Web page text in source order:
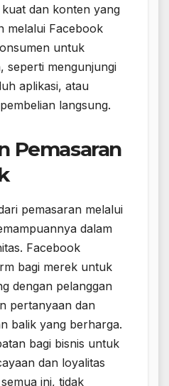
dan konten yang
melalui Facebook
untuk
seperti mengunjungi
aplikasi, atau
langsung.
Pemasaran
pemasaran melalui
dalam
Facebook
bagi merek untuk
dengan pelanggan
pertanyaan dan
balik yang berharga.
bagi bisnis untuk
dan loyalitas
ini, tidak